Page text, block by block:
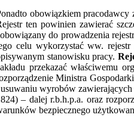
obowiązkiem pracodawcy
ten powinien zawierać
do prowadzenia
celu wykorzystać ww. rejestr
stanowisku pracy.
przekazać właściwemu
Ministra
wyrobów
– dalej r.b.h.p.a. oraz
bezpiecznego